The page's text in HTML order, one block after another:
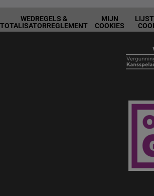
WEDREGELS &
TOTALISATORREGLEMENT
MIJN
COOKIES